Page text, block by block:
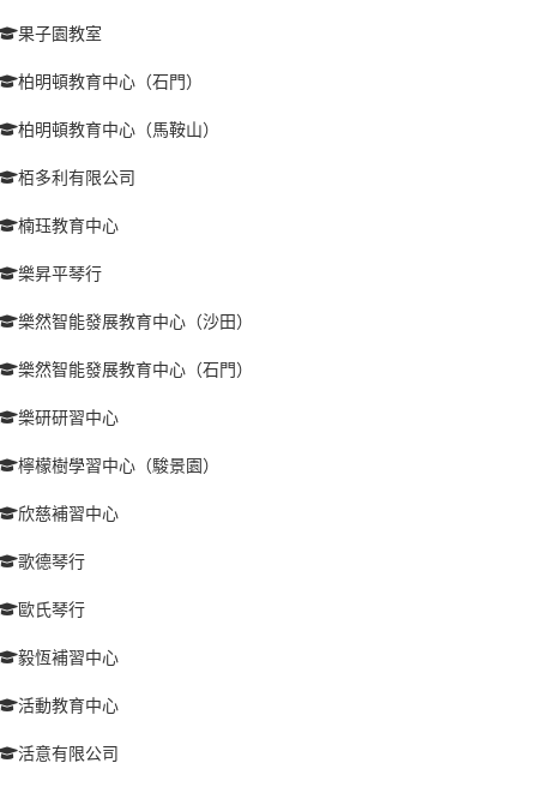
果子園教室
柏明頓教育中心（石門）
柏明頓教育中心（馬鞍山）
栢多利有限公司
楠珏教育中心
樂昇平琴行
樂然智能發展教育中心（沙田）
樂然智能發展教育中心（石門）
樂研研習中心
檸檬樹學習中心（駿景園）
欣慈補習中心
歌德琴行
歐氏琴行
毅恆補習中心
活動教育中心
活意有限公司